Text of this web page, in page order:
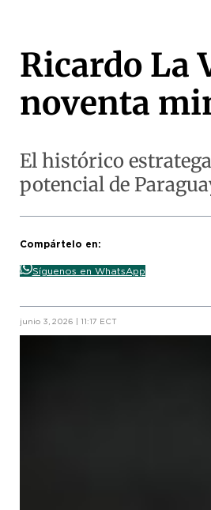
Ricardo La
noventa
El histórico
potencial de
Compártelo en:
Síguenos en WhatsApp
junio 3, 2026 | 11:17 ECT